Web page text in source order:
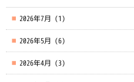
2026年7月 (1)
2026年5月 (6)
2026年4月 (3)